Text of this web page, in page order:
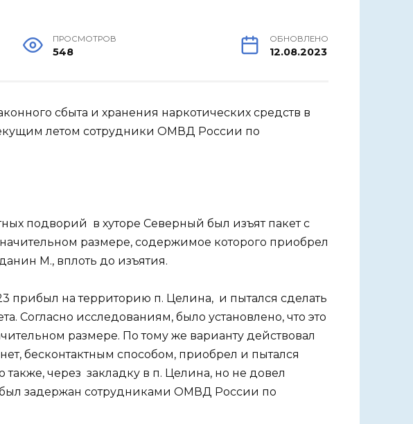
ПРОСМОТРОВ
548
ОБНОВЛЕНО
12.08.2023
сбыта и хранения наркотических средств в
летом сотрудники ОМВД России по
подворий в хуторе Северный был изъят пакет с
размере, содержимое которого приобрел
М., вплоть до изъятия.
прибыл на территорию п. Целина, и пытался сделать
Согласно исследованиям, было установлено, что это
размере. По тому же варианту действовал
бесконтактным способом, приобрел и пытался
также, через закладку в п. Целина, но не довел
был задержан сотрудниками ОМВД России по